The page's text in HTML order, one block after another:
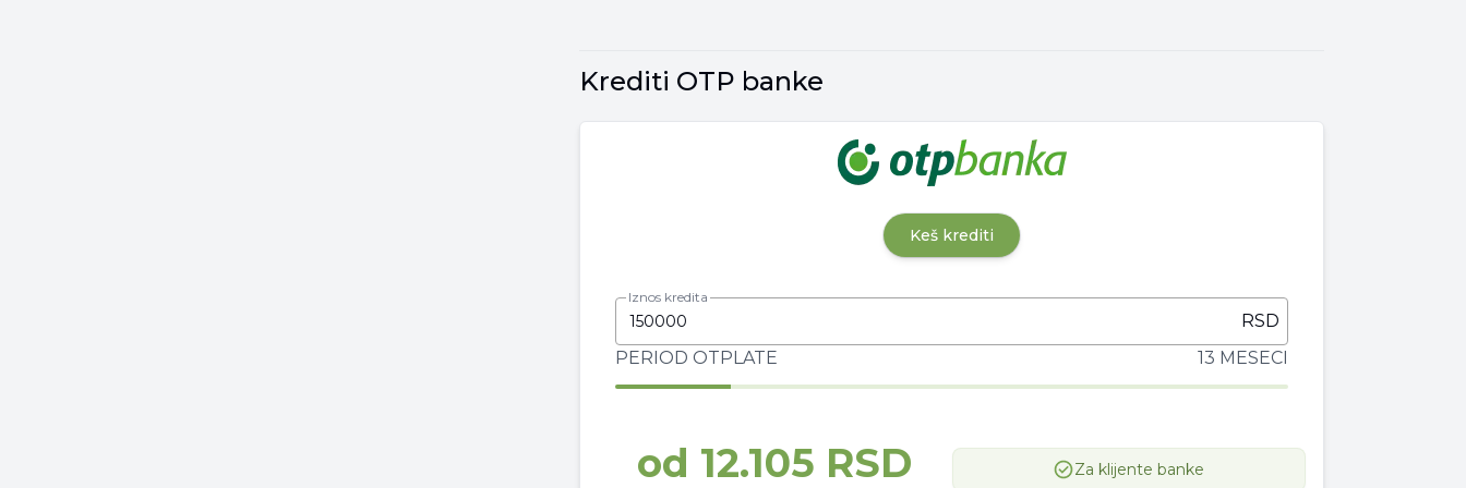
Krediti OTP banke
Keš krediti
RSD
Iznos kredita
PERIOD OTPLATE 13 MESECI
od 12.105 RSD Za klijente banke